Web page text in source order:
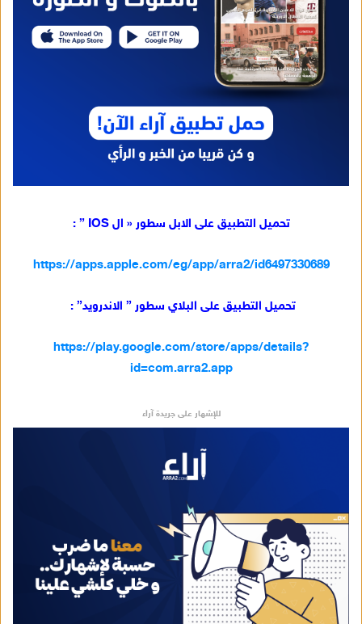
تحميل التطبيق على الابل سطور « ال IOS ” :
https://apps.apple.com/eg/app/arra2/id6497330689
تحميل التطبيق على البلاي سطور ” الاندرويد” :
https://play.google.com/store/apps/details?
id=com.arra2.app
للإشهار على جريدة آراء